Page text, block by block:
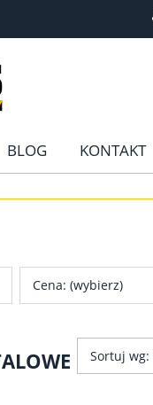
BLOG
KONTAKT
Cena: (wybierz)
Sortuj wg: